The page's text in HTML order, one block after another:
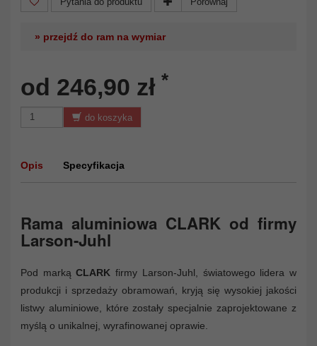
» przejdź do ram na wymiar
od 246,90 zł *
do koszyka
Opis Specyfikacja
Rama aluminiowa CLARK od firmy
Larson-Juhl
Pod markąCLARKfirmy Larson-Juhl, światowego lidera w
produkcji i sprzedaży obramowań, kryją się wysokiej jakości
listwy aluminiowe, które zostały specjalnie zaprojektowane z
myślą o unikalnej, wyrafinowanej oprawie.